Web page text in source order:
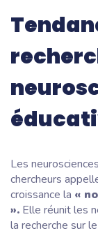
Les
chercheurs
croissance la «
». Elle réunit les
la recherche sur